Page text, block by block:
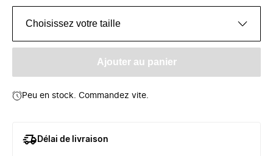
Choisissez votre taille
Ajouter au panier
Peu en stock. Commandez vite.
Délai de livraison